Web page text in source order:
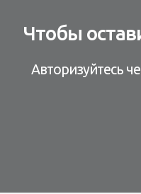
Чтобы
Авторизуйтесь